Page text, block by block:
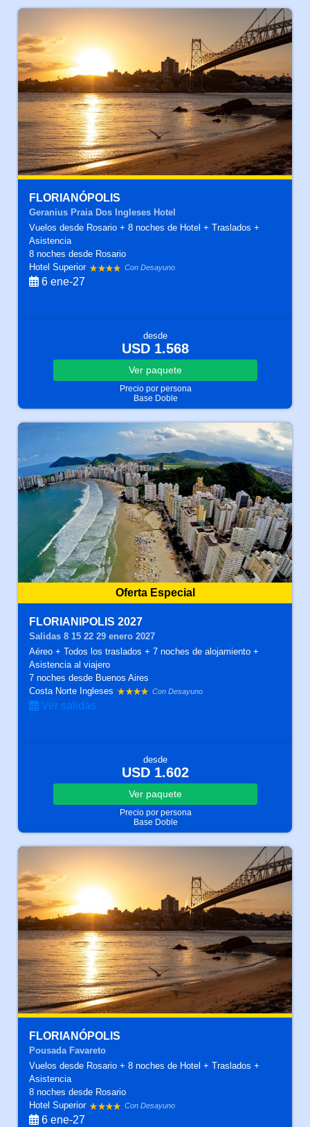
FLORIANÓPOLIS
Geranius Praia Dos Ingleses Hotel
Vuelos desde Rosario + 8 noches de Hotel + Traslados +
Asistencia
8 nochesdesde Rosario
Hotel Superior
Con Desayuno
6 ene-27
desde
USD 1.568
Ver paquete
Precio por persona
Base Doble
Oferta Especial
FLORIANIPOLIS 2027
Salidas 8 15 22 29 enero 2027
Aéreo + Todos los traslados + 7 noches de alojamiento +
Asistencia al viajero
7 nochesdesde Buenos Aires
Costa Norte Ingleses
Con Desayuno
Ver salidas
desde
USD 1.602
Ver paquete
Precio por persona
Base Doble
FLORIANÓPOLIS
Pousada Favareto
Vuelos desde Rosario + 8 noches de Hotel + Traslados +
Asistencia
8 nochesdesde Rosario
Hotel Superior
Con Desayuno
6 ene-27